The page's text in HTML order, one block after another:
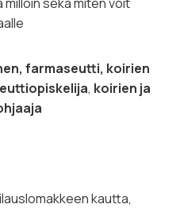
farmaseutti, koirien
, koirien ja
kautta,